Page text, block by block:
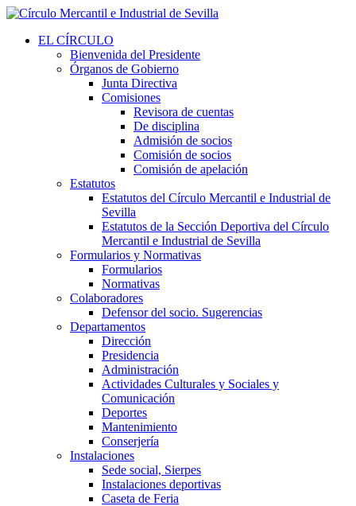
EL CÍRCULO
Bienvenida del Presidente
Órganos de Gobierno
Junta Directiva
Comisiones
Revisora de cuentas
De disciplina
Admisión de socios
Comisión de socios
Comisión de apelación
Estatutos
Estatutos del Círculo Mercantil e Industrial de
Sevilla
Estatutos de la Sección Deportiva del Círculo
Mercantil e Industrial de Sevilla
Formularios y Normativas
Formularios
Normativas
Colaboradores
Defensor del socio. Sugerencias
Departamentos
Dirección
Presidencia
Administración
Actividades Culturales y Sociales y
Comunicación
Deportes
Mantenimiento
Conserjería
Instalaciones
Sede social, Sierpes
Instalaciones deportivas
Caseta de Feria